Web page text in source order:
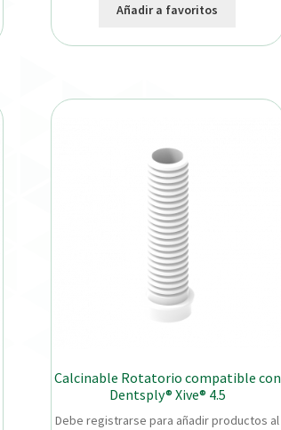
Añadir a favoritos
Calcinable Rotatorio compatible con
Dentsply® Xive® 4.5
Debe registrarse para añadir productos al